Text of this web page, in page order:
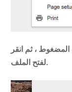
، ثم انقر
لفتح الملف.